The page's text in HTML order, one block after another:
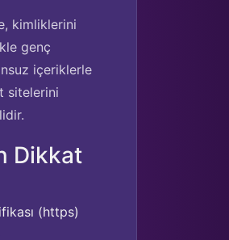
kimliklerini
genç
içeriklerle
sitelerini
Dikkat
(https)